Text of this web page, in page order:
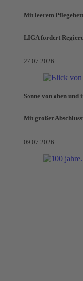
Mit leerem
LIGA fordert
27.07.2026
Sonne von oben und
Mit großer
09.07.2026